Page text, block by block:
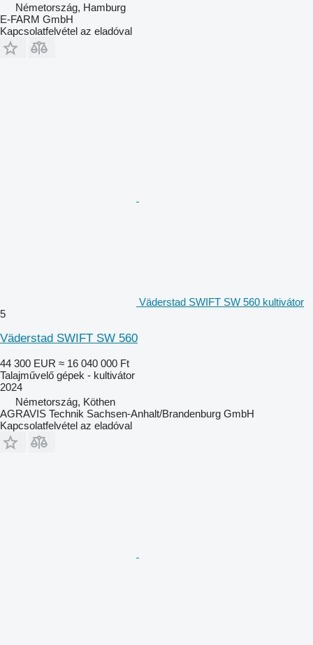
Németország, Hamburg
E-FARM GmbH
Kapcsolatfelvétel az eladóval
Väderstad SWIFT SW 560 kultivátor
5
Väderstad SWIFT SW 560
44 300 EUR ≈ 16 040 000 Ft
Talajművelő gépek - kultivátor
2024
Németország, Köthen
AGRAVIS Technik Sachsen-Anhalt/Brandenburg GmbH
Kapcsolatfelvétel az eladóval